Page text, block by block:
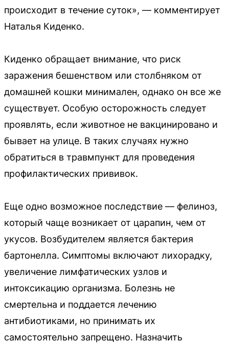
происходит в течение суток», — комментирует
Наталья Киденко.
Киденко обращает внимание, что риск
заражения бешенством или столбняком от
домашней кошки минимален, однако он все же
существует. Особую осторожность следует
проявлять, если животное не вакцинировано и
бывает на улице. В таких случаях нужно
обратиться в травмпункт для проведения
профилактических прививок.
Еще одно возможное последствие — фелиноз,
который чаще возникает от царапин, чем от
укусов. Возбудителем является бактерия
бартонелла. Симптомы включают лихорадку,
увеличение лимфатических узлов и
интоксикацию организма. Болезнь не
смертельна и поддается лечению
антибиотиками, но принимать их
самостоятельно запрещено. Назначить